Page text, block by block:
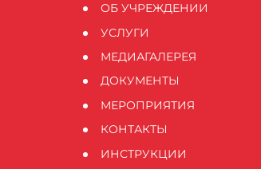
ОБ УЧРЕЖДЕНИИ
УСЛУГИ
МЕДИАГАЛЕРЕЯ
ДОКУМЕНТЫ
МЕРОПРИЯТИЯ
КОНТАКТЫ
ИНСТРУКЦИИ